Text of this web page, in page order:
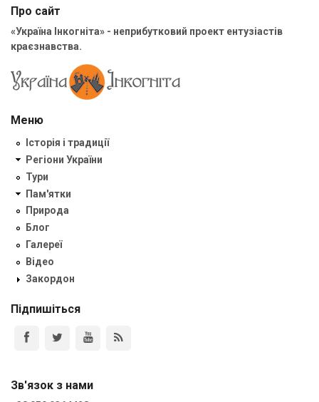
Про сайт
«Україна Інкогніта» - неприбутковий проект ентузіастів
краєзнавства.
Меню
Історія і традиції
Регіони України
Тури
Пам'ятки
Природа
Блог
Галереї
Відео
Закордон
Підпишіться
Зв'язок з нами